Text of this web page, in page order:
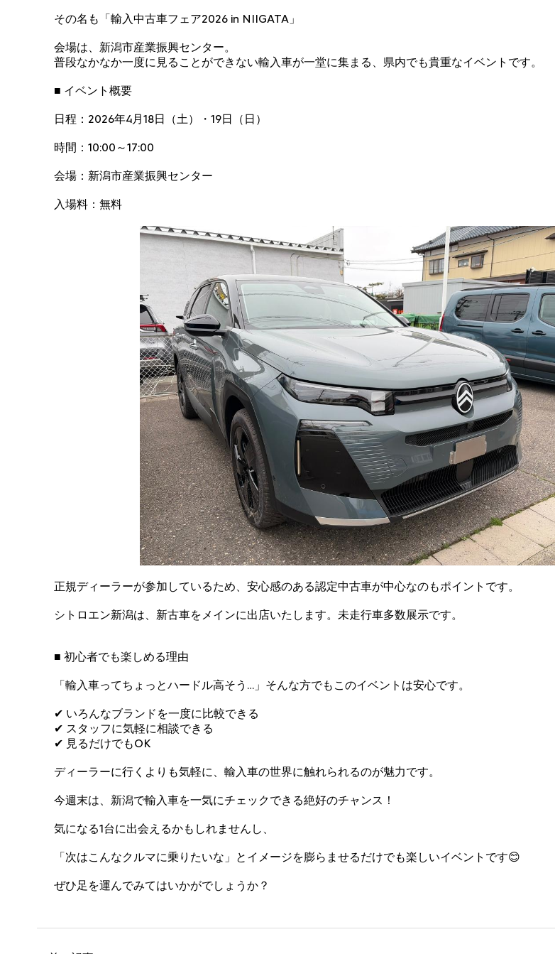
その名も「輸入中古車フェア2026 in NIIGATA」
会場は、新潟市産業振興センター。
普段なかなか一度に見ることができない輸入車が一堂に集まる、県内でも貴重なイベントです。
■ イベント概要
日程：2026年4月18日（土）・19日（日）
時間：10:00～17:00
会場：新潟市産業振興センター
入場料：無料
正規ディーラーが参加しているため、安心感のある認定中古車が中心なのもポイントです。
シトロエン新潟は、新古車をメインに出店いたします。未走行車多数展示です。
■ 初心者でも楽しめる理由
「輸入車ってちょっとハードル高そう…」そんな方でもこのイベントは安心です。
✔ いろんなブランドを一度に比較できる
✔ スタッフに気軽に相談できる
✔ 見るだけでもOK
ディーラーに行くよりも気軽に、輸入車の世界に触れられるのが魅力です。
今週末は、新潟で輸入車を一気にチェックできる絶好のチャンス！
気になる1台に出会えるかもしれませんし、
「次はこんなクルマに乗りたいな」とイメージを膨らませるだけでも楽しいイベントです😊
ぜひ足を運んでみてはいかがでしょうか？